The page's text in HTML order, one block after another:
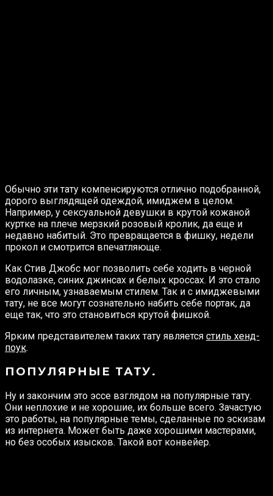
Обычно эти тату компенсируются отлично подобранной,
дорого выглядящей одеждой, имиджем в целом.
Например, у сексуальной девушки в крутой кожаной
куртке на плече мерзкий розовый кролик, да еще и
недавно набитый. Это превращается в фишку, недели
прокол и смотрится впечатляюще.
Как Стив Джобс мог позволить себе ходить в черной
водолазке, синих джинсах и белых кроссах. И это стало
его личным, узнаваемым стилем. Так и с имиджевыми
тату, не все могут сознательно набить себе портак, да
еще так, что это становиться крутой фишкой.
Ярким представителем таких тату является стиль хенд-
поук.
ПОПУЛЯРНЫЕ ТАТУ.
Ну и закончим это эссе взглядом на популярные тату.
Они неплохие и не хорошие, их больше всего. Зачастую
это работы, на популярные темы, сделанные по эскизам
из интернета. Может быть даже хорошими мастерами,
но без особых изысков. Такой вот конвейер.